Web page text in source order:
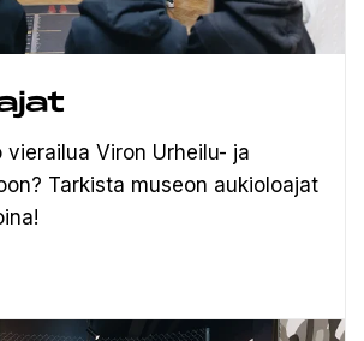
Viron Urheilu- ja
Tarkista museon aukioloajat